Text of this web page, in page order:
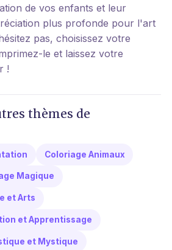
de vos enfants et leur
plus profonde pour l'art
pas, choisissez votre
le et laissez votre
!
thèmes de
Coloriage Animaux
Magique
et Arts
et Apprentissage
et Mystique